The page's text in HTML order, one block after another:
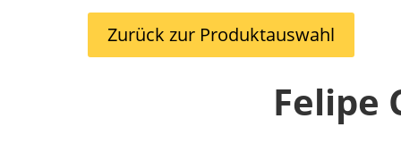
Zurück zur Produktauswahl
Felipe